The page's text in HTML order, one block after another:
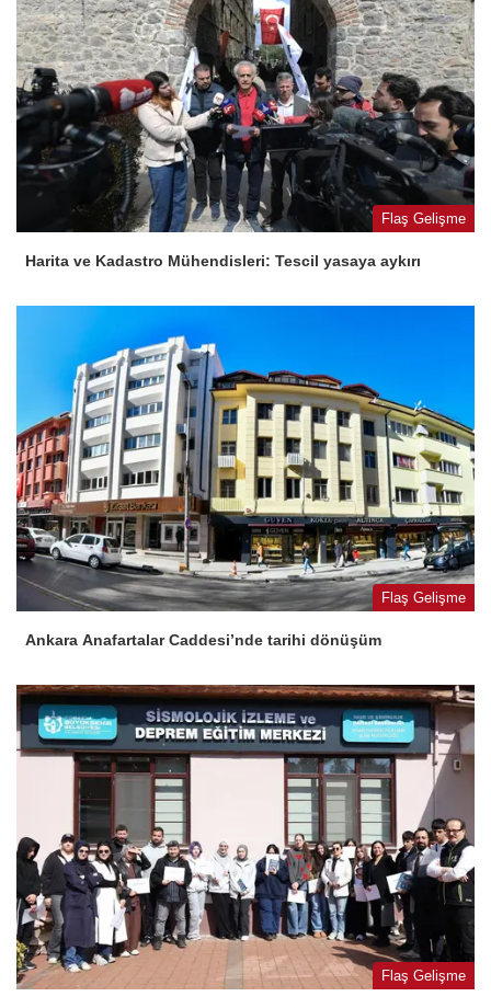
Flaş Gelişme
Harita ve Kadastro Mühendisleri: Tescil yasaya aykırı
Flaş Gelişme
Ankara Anafartalar Caddesi’nde tarihi dönüşüm
Flaş Gelişme